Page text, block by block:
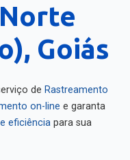
Goiás
de Rastreamento
on-line e garanta
eficiência para sua